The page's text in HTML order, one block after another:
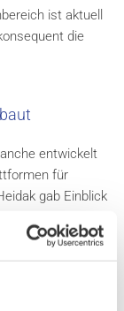
ist aktuell
die
entwickelt
für
gab Einblick
zwei Plattformen,
ausgerichtet sind.
zu machen –